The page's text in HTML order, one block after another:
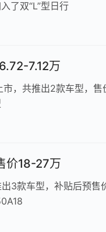
了双“L”型日行
7.12万
，共推出2款车型，
价18-27万
3款车型，补贴后预